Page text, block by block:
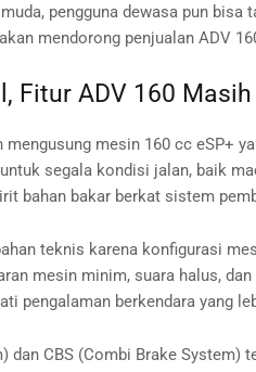
pengguna dewasa pun
mendorong penjualan ADV
Fitur ADV 160
mesin 160 cc eSP+
segala kondisi jalan, baik
bahan bakar berkat sistem
teknis karena konfigurasi
mesin minim, suara halus,
pengalaman berkendara yang
dan CBS (Combi Brake System)